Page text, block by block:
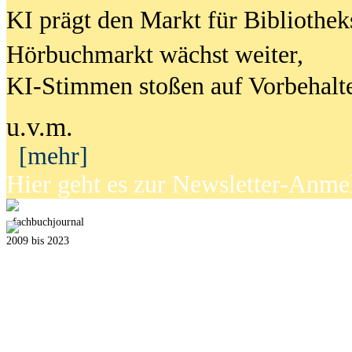
KI prägt den Markt für
Hörbuchmarkt wächst weiter,
KI-Stimmen stoßen auf
u.v.m.
[mehr]
Hier geht es zur Newsletter-
fachbuchjournal
2009 bis 2023